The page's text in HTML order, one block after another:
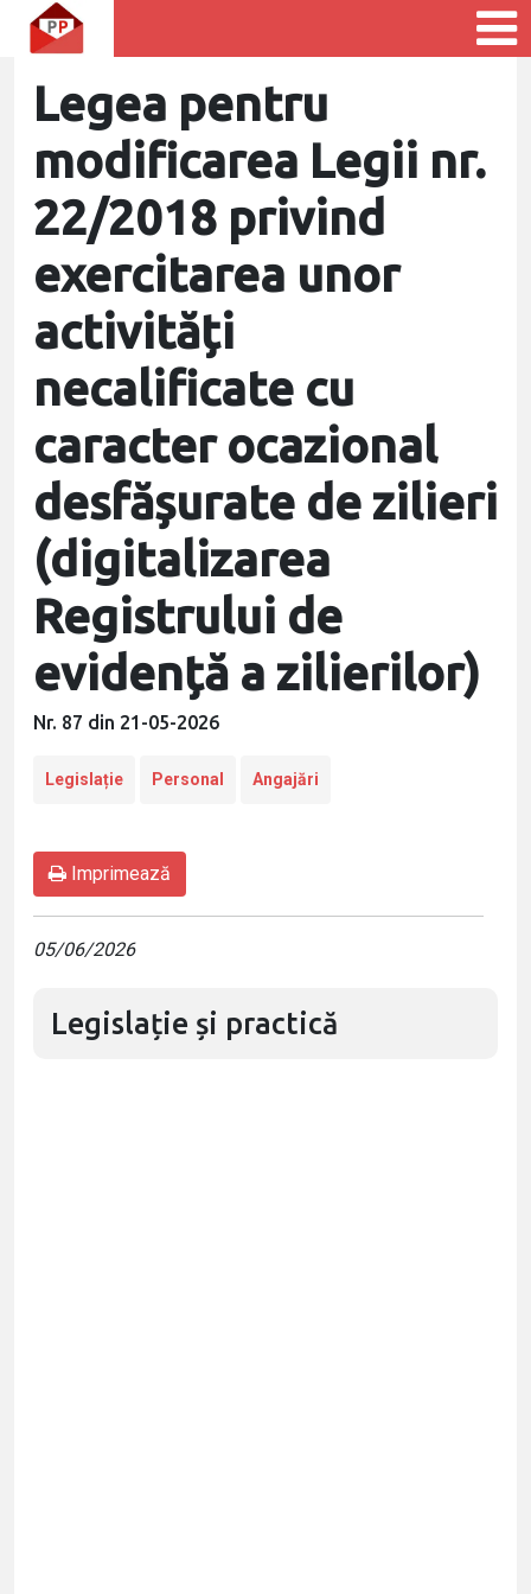
Legea pentru
modificarea Legii nr.
22/2018 privind
exercitarea unor
activități
necalificate cu
caracter ocazional
desfășurate de zilieri
(digitalizarea
Registrului de
evidență a zilierilor)
Nr. 87 din 21-05-2026
Legislație Personal Angajări
Imprimează
05/06/2026
Legislație și practică